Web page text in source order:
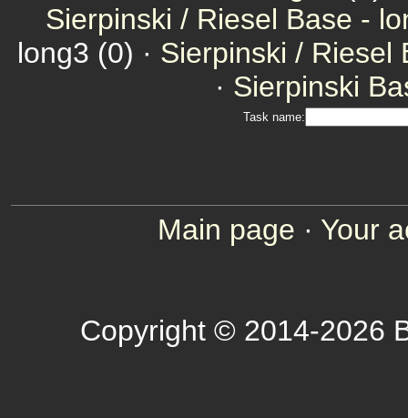
Sierpinski / Riesel Base -
long3 (0) · Sierpinski / Riesel
· Sierpinski
Task name:
Main page · Your
Copyright © 2014-2026